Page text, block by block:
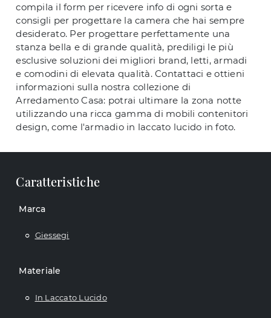
compila il form per ricevere info di ogni sorta e
consigli per progettare la camera che hai sempre
desiderato. Per progettare perfettamente una
stanza bella e di grande qualità, prediligi le più
esclusive soluzioni dei migliori brand, letti, armadi
e comodini di elevata qualità. Contattaci e ottieni
informazioni sulla nostra collezione di
Arredamento Casa: potrai ultimare la zona notte
utilizzando una ricca gamma di mobili contenitori
design, come l'armadio in laccato lucido in foto.
Caratteristiche
Marca
Giessegi
Materiale
In Laccato Lucido